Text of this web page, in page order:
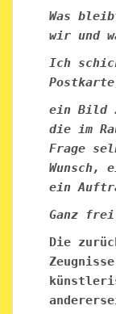
Was
wir und
Ich
ein Bild
die im
Frage
Wunsch,
ein
Ganz
Die